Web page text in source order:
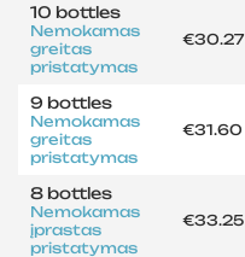
10 bottles
Nemokamas
greitas
pristatymas
€30.27
9 bottles
Nemokamas
greitas
pristatymas
€31.60
8 bottles
Nemokamas
įprastas
pristatymas
€33.25